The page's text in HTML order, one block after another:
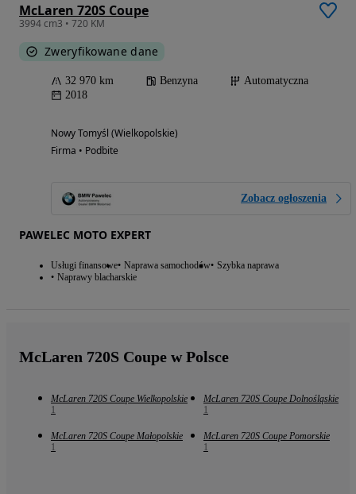
McLaren 720S Coupe
3994 cm3 • 720 KM
Zweryfikowane dane
32 970 km Benzyna
Automatyczna
2018
Nowy Tomyśl (Wielkopolskie)
Firma • Podbite
Zobacz ogłoszenia
PAWELEC MOTO EXPERT
Usługi finansowe Naprawa samochodów Szybka naprawa
Naprawy blacharskie
McLaren 720S Coupe w Polsce
McLaren 720S Coupe Wielkopolskie
1
McLaren 720S Coupe Dolnośląskie
1
McLaren 720S Coupe Małopolskie
1
McLaren 720S Coupe Pomorskie
1